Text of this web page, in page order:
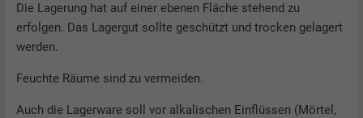
Die Lagerung hat auf einer ebenen Fläche stehend zu
erfolgen. Das Lagergut sollte geschützt und trocken gelagert
werden.
Feuchte Räume sind zu vermeiden.
Auch die Lagerware soll vor alkalischen Einflüssen (Mörtel,